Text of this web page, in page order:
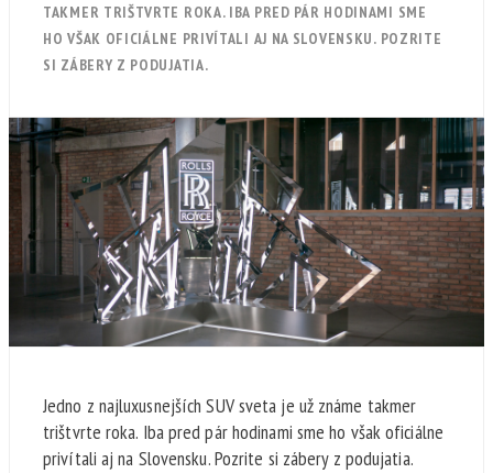
TAKMER TRIŠTVRTE ROKA. IBA PRED PÁR HODINAMI SME
HO VŠAK OFICIÁLNE PRIVÍTALI AJ NA SLOVENSKU. POZRITE
SI ZÁBERY Z PODUJATIA.
Jedno z najluxusnejších SUV sveta je už známe takmer
trištvrte roka. Iba pred pár hodinami sme ho však oficiálne
privítali aj na Slovensku. Pozrite si zábery z podujatia.